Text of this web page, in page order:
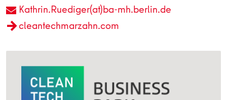
Kathrin.Ruediger(at)ba-mh.berlin.de
cleantechmarzahn.com